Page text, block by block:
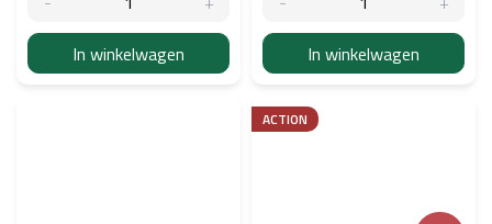
In winkelwagen In winkelwagen
ACTION